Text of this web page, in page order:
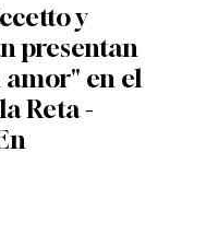
y
presentan
amor" en el
Reta -